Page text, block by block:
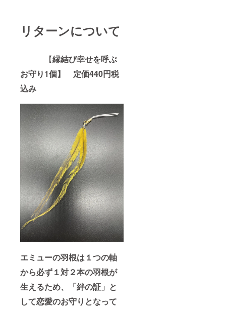
リターンについて
【縁結び幸せを呼ぶ
お守り1個】 定価440円税
込み
エミューの羽根は１つの軸
から必ず１対２本の羽根が
生えるため、「絆の証」と
して恋愛のお守りとなって